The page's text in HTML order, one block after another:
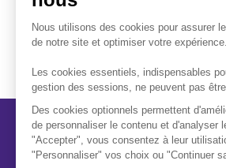
1ER
A